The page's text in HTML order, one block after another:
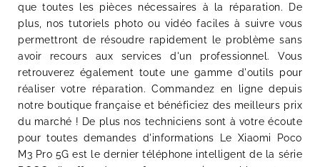
que toutes les pièces nécessaires à la réparation. De
plus, nos tutoriels photo ou vidéo faciles à suivre vous
permettront de résoudre rapidement le problème sans
avoir recours aux services d'un professionnel. Vous
retrouverez également toute une gamme d'outils pour
réaliser votre réparation. Commandez en ligne depuis
notre boutique française et bénéficiez des meilleurs prix
du marché ! De plus nos techniciens sont à votre écoute
pour toutes demandes d'informations Le Xiaomi Poco
M3 Pro 5G est le dernier téléphone intelligent de la série